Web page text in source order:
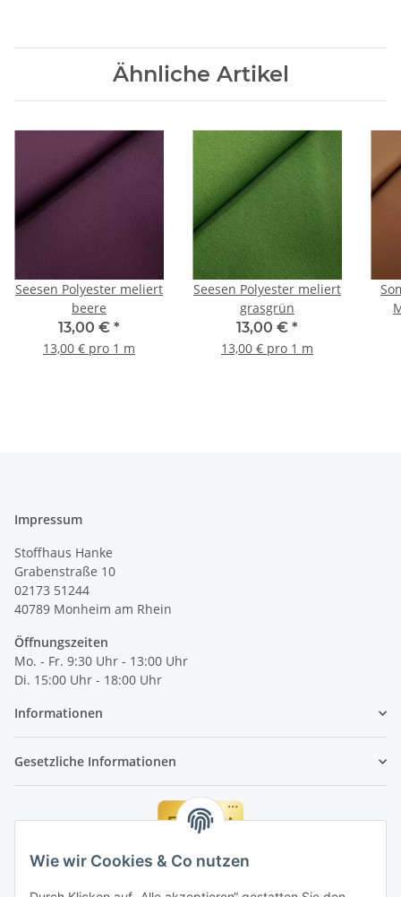
Wie wir Cookies & Co nutzen
Ähnliche Artikel
Seesen Polyester meliert
beere
13,00 € *
13,00 € pro 1 m
Seesen Polyester meliert
grasgrün
13,00 € *
13,00 € pro 1 m
Impressum
Stoffhaus Hanke
Grabenstraße 10
02173 51244
40789 Monheim am Rhein
Öffnungszeiten
Mo. - Fr. 9:30 Uhr - 13:00 Uhr
Di. 15:00 Uhr - 18:00 Uhr
Informationen
Gesetzliche Informationen